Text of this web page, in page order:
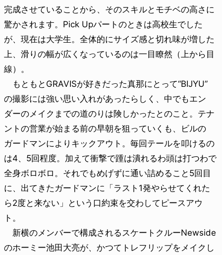
完成させていることから、そのスキルとモチベの高さに
驚かされます。Pick Upパートのときは高校生でした
が、現在は大学生。全体的にサイズ感と切れ味が増した
上、滑りの幅が広くなっているのは一目瞭然（上から目
線）。
もともとGRAVISが好きだった真那にとって“BIJYU”
の撮影には強い思い入れがあったらしく、中でもエン
ダーのメイクまでの道のりは険しかったとのこと。テナ
ントの営業が始まる前の早朝を狙っていくも、ビルの
ガードマンによりキックアウト。毎回テールを叩けるの
は4、5回程度。加えて衝撃で踵は潰れるわ頭は打つわで
全身ボロボロ。それでもめげずに通い詰めること5回目
に、出てきたガードマンに「ラスト1発やらせてくれた
ら2度と来ない」という口約束を交わしてピースアウ
ト。
新横のメンバーで構成されるスケートクルーNewside
のホーミー池田大亮が、かつてトレフリップをメイクし